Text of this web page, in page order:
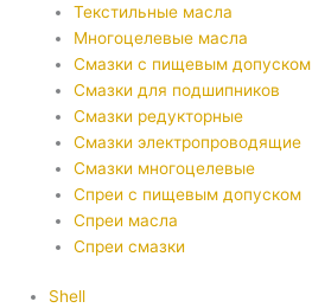
Текстильные масла
Многоцелевые масла
Смазки с пищевым допуском
Смазки для подшипников
Смазки редукторные
Смазки электропроводящие
Смазки многоцелевые
Спреи с пищевым допуском
Спреи масла
Спреи смазки
Shell